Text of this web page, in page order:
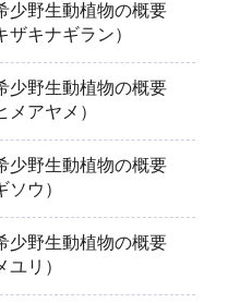
少野生動植物の概要
ザキナギラン）
少野生動植物の概要
メアヤメ）
少野生動植物の概要
ソウ）
少野生動植物の概要
ユリ）